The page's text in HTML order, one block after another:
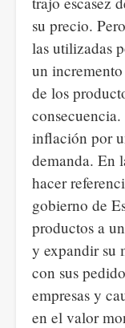
su precio.
las utilizadas
un
de los
inflación por
demanda. En
hacer
gobierno de
productos a
y expandir su
con sus
empresas y
en el valor